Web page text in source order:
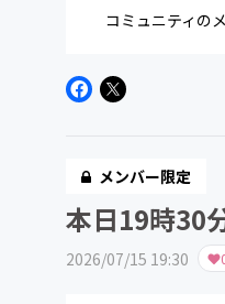
コミュニティの
メンバー限定
本日19時30
2026/07/15 19:30